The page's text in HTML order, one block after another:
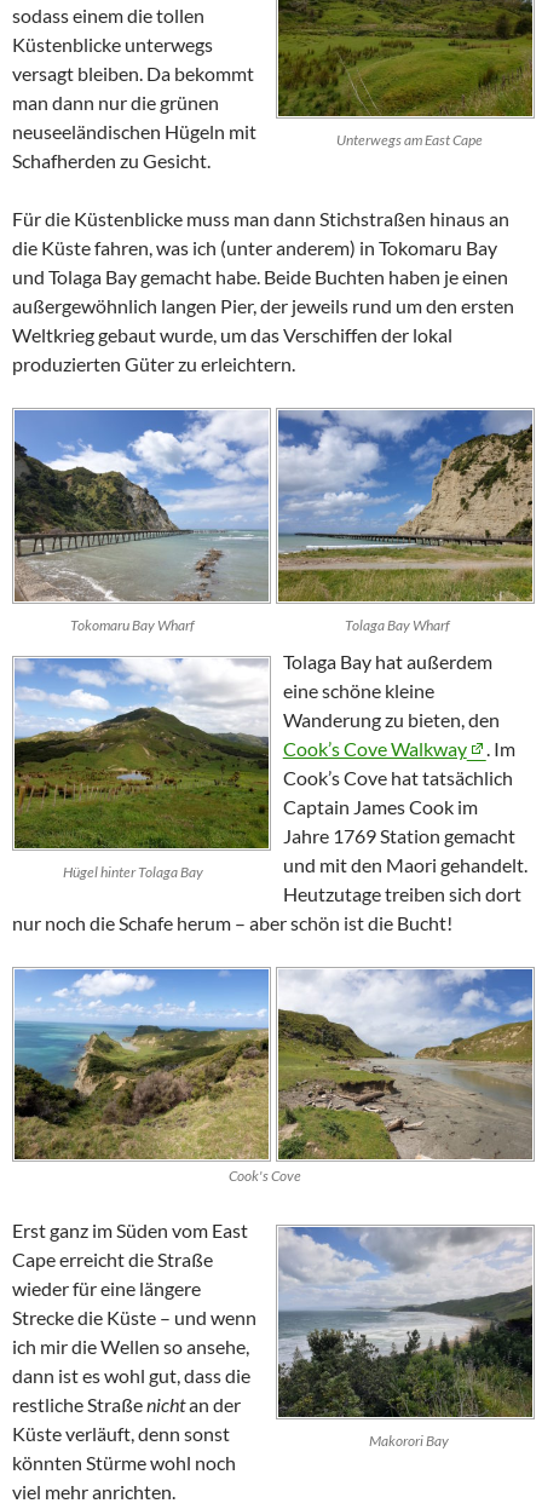
Unterwegs am East Cape
sodass einem die tollen
Küstenblicke unterwegs
versagt bleiben. Da bekommt
man dann nur die grünen
neuseeländischen Hügeln mit
Schafherden zu Gesicht.
Für die Küstenblicke muss man dann Stichstraßen hinaus an
die Küste fahren, was ich (unter anderem) in Tokomaru Bay
und Tolaga Baygemacht habe. Beide Buchten haben je einen
außergewöhnlich langen Pier, der jeweils rund um den ersten
Weltkrieg gebaut wurde, um das Verschiffen der lokal
produzierten Güter zu erleichtern.
Tokomaru Bay Wharf Tolaga Bay Wharf
Hügel hinter Tolaga Bay
Tolaga Bayhat außerdem
eine schöne kleine
Wanderung zu bieten, den
Cook’s Cove Walkway
. Im
Cook’s Covehat tatsächlich
Captain James Cookim
Jahre 1769 Station gemacht
und mit den Maori gehandelt.
Heutzutage treiben sich dort
nur noch die Schafe herum – aber schön ist die Bucht!
Cook's Cove
Makorori Bay
Erst ganz im Süden vom East
Capeerreicht die Straße
wieder für eine längere
Strecke die Küste – und wenn
ich mir die Wellen so ansehe,
dann ist es wohl gut, dass die
restliche Straßenichtan der
Küste verläuft, denn sonst
könnten Stürme wohl noch
viel mehr anrichten.